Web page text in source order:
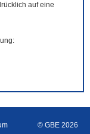
auf eine
© GBE 2026